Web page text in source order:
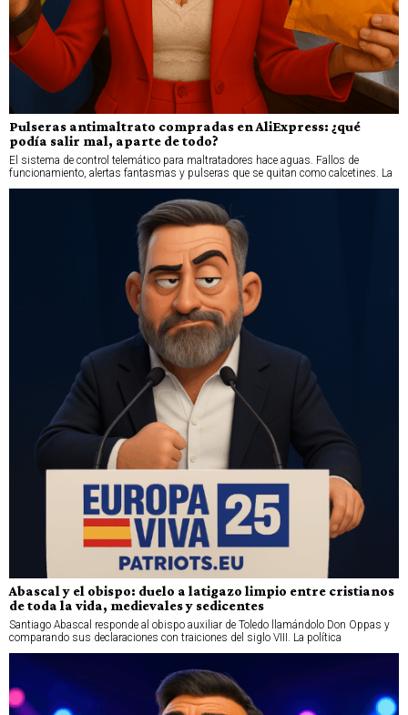
Pulseras antimaltrato compradas en AliExpress: ¿qué
podía salir mal, aparte de todo?
El sistema de control telemático para maltratadores hace aguas. Fallos de
funcionamiento, alertas fantasmas y pulseras que se quitan como calcetines. La
Abascal y el obispo: duelo a latigazo limpio entre cristianos
de toda la vida, medievales y sedicentes
Santiago Abascal responde al obispo auxiliar de Toledo llamándolo Don Oppas y
comparando sus declaraciones con traiciones del siglo VIII. La política